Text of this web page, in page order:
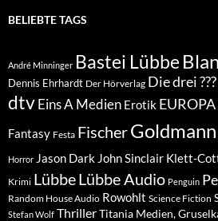
BELIEBTE TAGS
André Minninger Bastei Lübbe
Dennis Ehrhardt Der Hörverlag Die drei ???
dtvEins A Medien Erotik EUROPA
Fantasy Festa FischerGoldmann
Horror Jason Dark John Sinclair Klett-
Krimi LübbeLübbe Audio Penguin
Random House Audio Rowohlt Science Fiction
Stefan Wolf ThrillerTitania Medien,